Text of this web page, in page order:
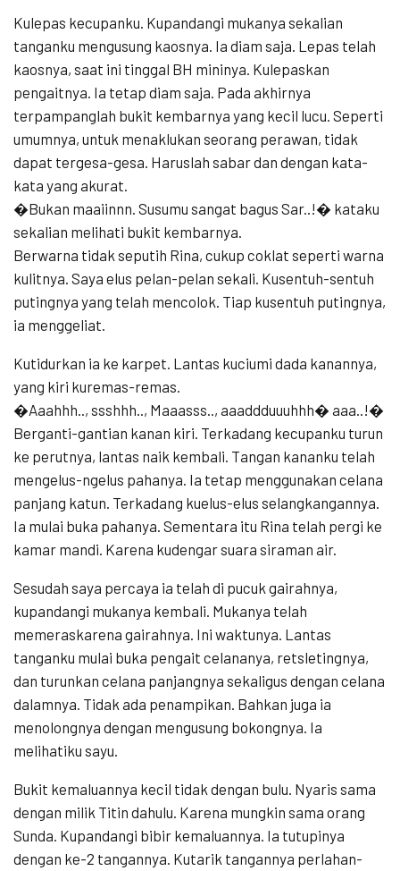
Kulepas kecupanku. Kupandangi mukanya sekalian
tanganku mengusung kaosnya. Ia diam saja. Lepas telah
kaosnya, saat ini tinggal BH mininya. Kulepaskan
pengaitnya. Ia tetap diam saja. Pada akhirnya
terpampanglah bukit kembarnya yang kecil lucu. Seperti
umumnya, untuk menaklukan seorang perawan, tidak
dapat tergesa-gesa. Haruslah sabar dan dengan kata-
kata yang akurat.
�Bukan maaiinnn. Susumu sangat bagus Sar..!� kataku
sekalian melihati bukit kembarnya.
Berwarna tidak seputih Rina, cukup coklat seperti warna
kulitnya. Saya elus pelan-pelan sekali. Kusentuh-sentuh
putingnya yang telah mencolok. Tiap kusentuh putingnya,
ia menggeliat.
Kutidurkan ia ke karpet. Lantas kuciumi dada kanannya,
yang kiri kuremas-remas.
�Aaahhh.., ssshhh.., Maaasss.., aaaddduuuhhh� aaa..!�
Berganti-gantian kanan kiri. Terkadang kecupanku turun
ke perutnya, lantas naik kembali. Tangan kananku telah
mengelus-ngelus pahanya. Ia tetap menggunakan celana
panjang katun. Terkadang kuelus-elus selangkangannya.
Ia mulai buka pahanya. Sementara itu Rina telah pergi ke
kamar mandi. Karena kudengar suara siraman air.
Sesudah saya percaya ia telah di pucuk gairahnya,
kupandangi mukanya kembali. Mukanya telah
memeraskarena gairahnya. Ini waktunya. Lantas
tanganku mulai buka pengait celananya, retsletingnya,
dan turunkan celana panjangnya sekaligus dengan celana
dalamnya. Tidak ada penampikan. Bahkan juga ia
menolongnya dengan mengusung bokongnya. Ia
melihatiku sayu.
Bukit kemaluannya kecil tidak dengan bulu. Nyaris sama
dengan milik Titin dahulu. Karena mungkin sama orang
Sunda. Kupandangi bibir kemaluannya. Ia tutupinya
dengan ke-2 tangannya. Kutarik tangannya perlahan-